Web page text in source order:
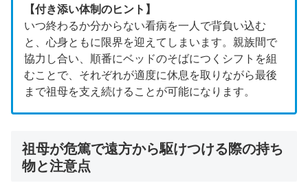
【付き添い体制のヒント】
いつ終わるか分からない看病を一人で背負い込む
と、心身ともに限界を迎えてしまいます。親族間で
協力し合い、順番にベッドのそばにつくシフトを組
むことで、それぞれが適度に休息を取りながら最後
まで祖母を支え続けることが可能になります。
祖母が危篤で遠方から駆けつける際の持ち
物と注意点